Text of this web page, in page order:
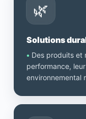
🌿
Solutions
• Des produits et
performance,
environnemental